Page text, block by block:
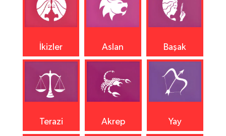
İkizler Aslan Başak
Terazi Akrep Yay